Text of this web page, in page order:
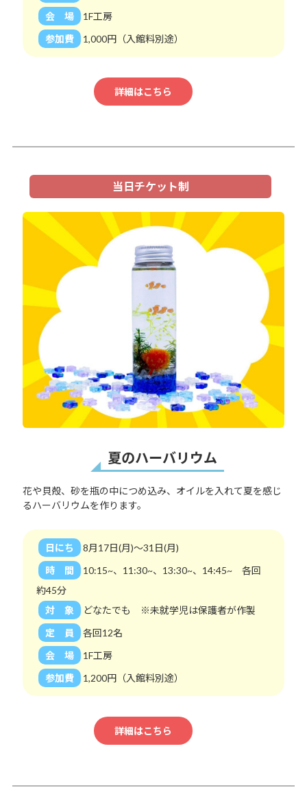
会 場
1F工房
参加費
1,000円（入館料別途）
詳細はこちら
当日チケット制
夏のハーバリウム
花や貝殻、砂を瓶の中につめ込み、オイルを入れて夏を感じ
るハーバリウムを作ります。
日にち
8月17日(月)～31日(月)
時 間
10:15~、11:30~、13:30~、14:45~ 各回
約45分
対 象
どなたでも ※未就学児は保護者が作製
定 員
各回12名
会 場
1F工房
参加費
1,200円（入館料別途）
詳細はこちら